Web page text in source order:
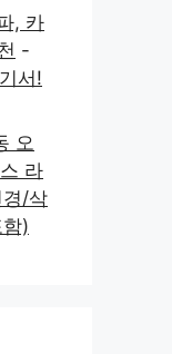
, 카
-
서!
오
라
/삭
)